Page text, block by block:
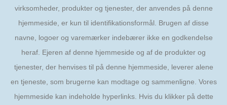
virksomheder, produkter og tjenester, der anvendes på denne
hjemmeside, er kun til identifikationsformål. Brugen af disse
navne, logoer og varemærker indebærer ikke en godkendelse
heraf. Ejeren af denne hjemmeside og af de produkter og
tjenester, der henvises til på denne hjemmeside, leverer alene
en tjeneste, som brugerne kan modtage og sammenligne. Vores
hjemmeside kan indeholde hyperlinks. Hvis du klikker på dette